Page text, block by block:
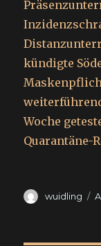
kündigte
Woche
Quarantäne-
Autor
wuidling